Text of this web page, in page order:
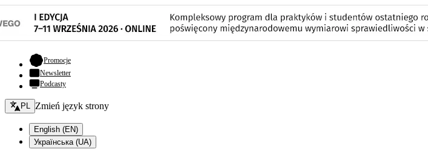
Promocje- otwiera się w nowej karcie
Newsletter
Podcasty
Zmień język - bieżący:
PL Zmień język strony
English (EN)
Українська (UA)